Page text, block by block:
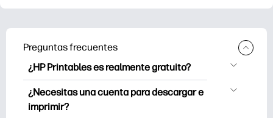
Preguntas frecuentes
¿HP Printables es realmente gratuito?
HP Printables ofrece más de 2500
imprimibles gratuitos para descargar e
¿Necesitas una cuenta para descargar e
imprimir?